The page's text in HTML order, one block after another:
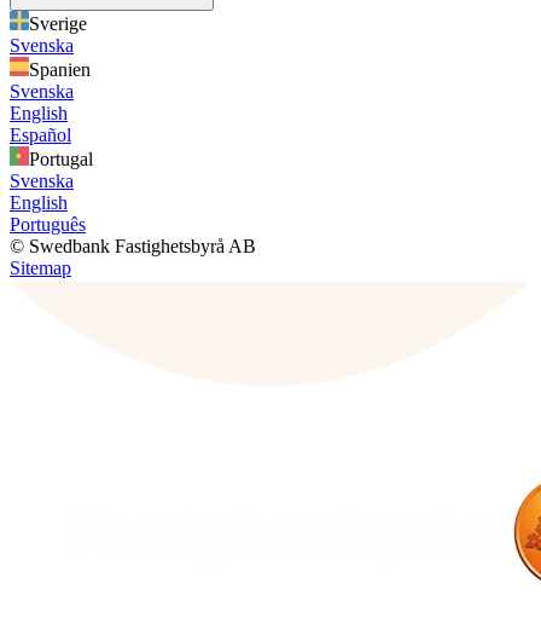
Sverige
Svenska
Spanien
Svenska
English
Español
Portugal
Svenska
English
Português
© Swedbank Fastighetsbyrå AB
Sitemap